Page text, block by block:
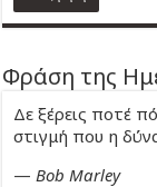
Φράση της
Δε ξέρεις ποτέ
στιγμή που η
— Bob Marley